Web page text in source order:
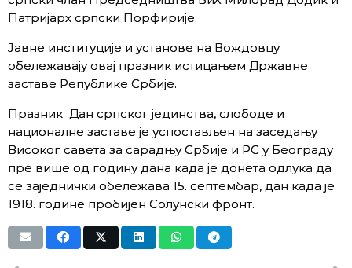
Патријарх српски Порфирије.
Jавне институције и установе на Вождовцу
обележавају овај празник истицањем Државне
заставе Републике Србије.
Празник Дан српског јединства, слободе и
националне заставе је успостављен на заседању
Високог савета за сарадњу Србије и РС у Београду
пре више од годину дана када је донета одлука да
се заједнички обележава 15. септембар, дан када је
1918. године пробијен Солунски фронт.